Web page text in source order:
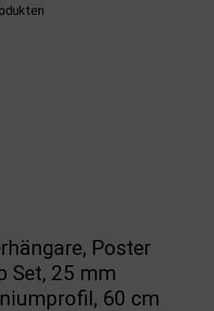
Poster
Set, 25 mm
60 cm